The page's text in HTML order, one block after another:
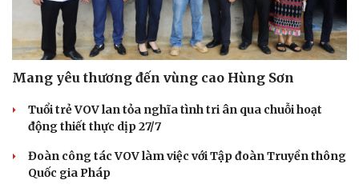
Văn hóa
Mang yêu thương đến vùng cao Hùng Sơn
Tuổi trẻ VOV lan tỏa nghĩa tình tri ân qua chuỗi hoạt
động thiết thực dịp 27/7
Đoàn công tác VOV làm việc với Tập đoàn Truyền thông
Quốc gia Pháp